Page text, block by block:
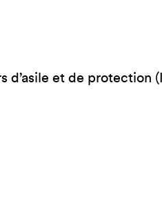
d’asile et de protection